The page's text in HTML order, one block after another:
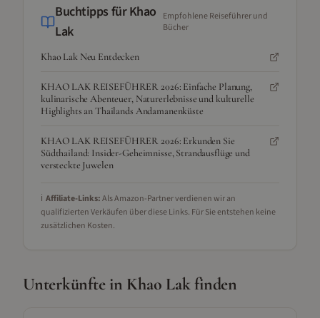
Buchtipps fürKhao
Lak
Empfohlene Reiseführer und
Bücher
Khao Lak Neu Entdecken
KHAO LAK REISEFÜHRER 2026: Einfache Planung,
kulinarische Abenteuer, Naturerlebnisse und kulturelle
Highlights an Thailands Andamanenküste
KHAO LAK REISEFÜHRER 2026: Erkunden Sie
Südthailand: Insider-Geheimnisse, Strandausflüge und
versteckte Juwelen
ℹ️ Affiliate-Links:Als Amazon-Partner verdienen wir an
qualifizierten Verkäufen über diese Links. Für Sie entstehen keine
zusätzlichen Kosten.
Unterkünfte in Khao Lakfinden